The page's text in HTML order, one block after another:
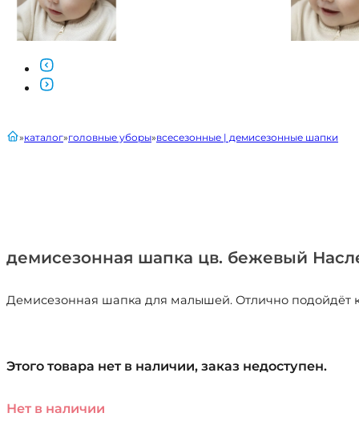
демисезонная шапка цв. бежевый
Демисезонная шапка для малышей. Отлично подойдёт
главнаякаталог головные уборы всесезонные | демисезонные шапки
Этого товара нет в наличии, заказ недоступен.
Нет в наличии